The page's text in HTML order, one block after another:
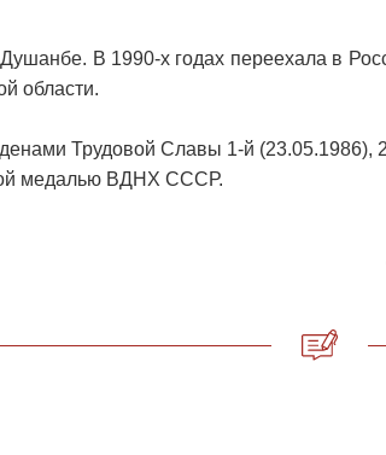
В 1990-х годах переехала в
области.
Трудовой Славы 1-й (23.05.1986),
медалью ВДНХ СССР.